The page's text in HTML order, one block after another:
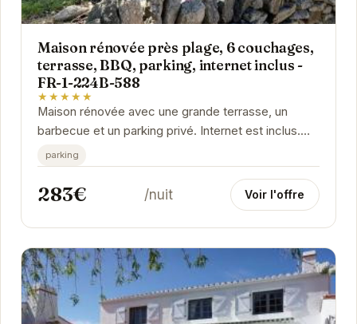
Maison rénovée près plage, 6 couchages,
terrasse, BBQ, parking, internet inclus -
FR-1-224B-588
★★★★★
Maison rénovée avec une grande terrasse, un
barbecue et un parking privé. Internet est inclus.
Proche des commerces et des restaurants.
Idéale...
parking
283€ /nuit Voir l'offre